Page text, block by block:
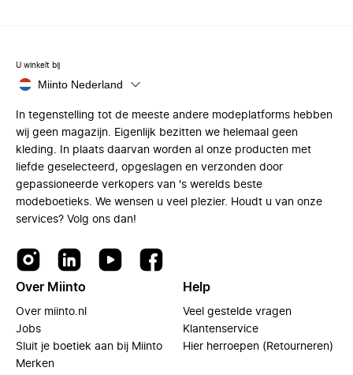
U winkelt bij
Miinto Nederland
In tegenstelling tot de meeste andere modeplatforms hebben
wij geen magazijn. Eigenlijk bezitten we helemaal geen
kleding. In plaats daarvan worden al onze producten met
liefde geselecteerd, opgeslagen en verzonden door
gepassioneerde verkopers van 's werelds beste
modeboetieks. We wensen u veel plezier. Houdt u van onze
services? Volg ons dan!
Over Miinto
Over miinto.nl
Jobs
Sluit je boetiek aan bij Miinto
Merken
Help
Veel gestelde vragen
Klantenservice
Hier herroepen (Retourneren)